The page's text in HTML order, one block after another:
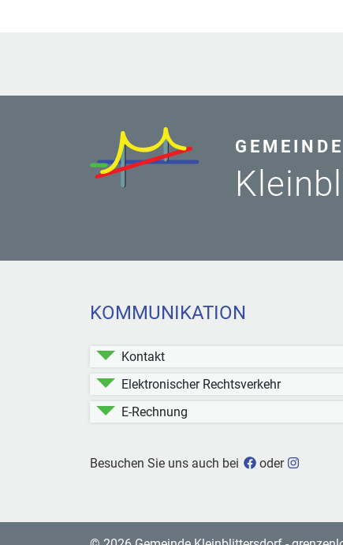
GEMEINDE
KOMMUNIKATION
Kontakt
Elektronischer Rechtsverkehr
E-Rechnung
Besuchen Sie uns auch bei Gemeinde
oder